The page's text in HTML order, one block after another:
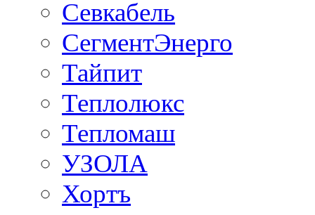
Севкабель
СегментЭнерго
Тайпит
Теплолюкс
Тепломаш
УЗОЛА
Хортъ